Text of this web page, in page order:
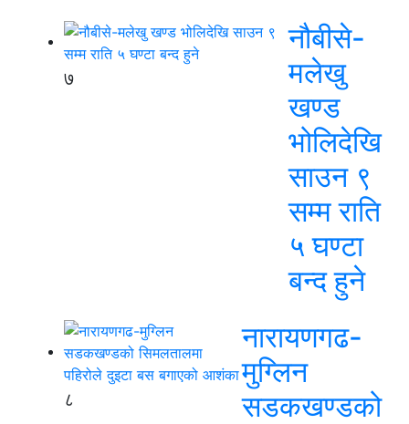
७
नौबीसे-
मलेखु
खण्ड
भोलिदेखि
साउन ९
सम्म राति
५ घण्टा
बन्द हुने
८
नारायणगढ-
मुग्लिन
सडकखण्डको